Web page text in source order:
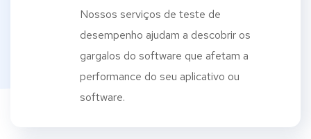
Nossos serviços de teste de
desempenho ajudam a descobrir os
gargalos do software que afetam a
performance do seu aplicativo ou
software.